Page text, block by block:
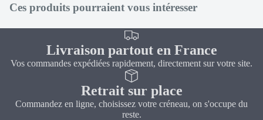
Ces produits pourraient vous intéresser
Livraison partout en France
Vos commandes expédiées rapidement, directement sur votre site.
Retrait sur place
Commandez en ligne, choisissez votre créneau, on s'occupe du
reste.